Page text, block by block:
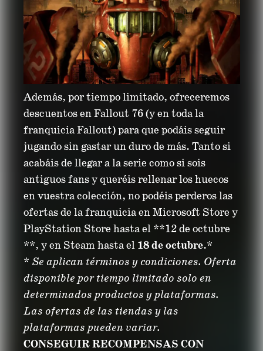
Además, por tiempo limitado, ofreceremos
descuentos en Fallout 76 (y en toda la
franquicia Fallout) para que podáis seguir
jugando sin gastar un duro de más. Tanto si
acabáis de llegar a la serie como si sois
antiguos fans y queréis rellenar los huecos
en vuestra colección, no podéis perderos las
ofertas de la franquicia en Microsoft Store y
PlayStation Store hasta el **12 de octubre
**, y en Steam hasta el 18 de octubre.*
* Se aplican términos y condiciones. Oferta
disponible por tiempo limitado solo en
determinados productos y plataformas.
Las ofertas de las tiendas y las
plataformas pueden variar.
CONSEGUIR RECOMPENSAS CON